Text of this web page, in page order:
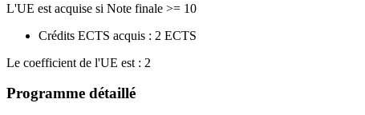
L'UE est acquise si Note finale >= 10
Crédits ECTS acquis : 2 ECTS
Le coefficient de l'UE est : 2
Programme détaillé